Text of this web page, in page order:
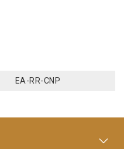
EA-RR-CNP